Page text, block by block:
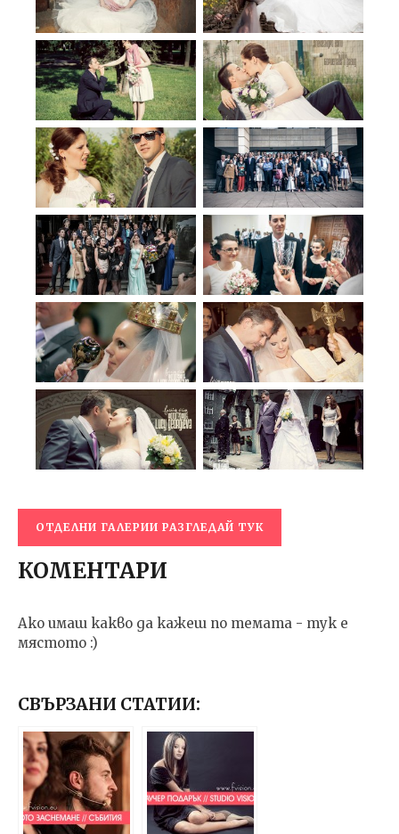
ОТДЕЛНИ ГАЛЕРИИ РАЗГЛЕДАЙ ТУК
КОМЕНТАРИ
Ако имаш какво да кажеш по темата - тук е
мястото :)
СВЪРЗАНИ СТАТИИ: